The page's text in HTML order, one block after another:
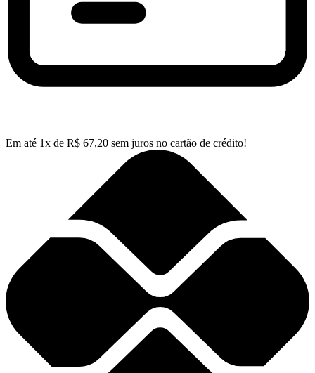
Em até 1x de R$ 67,20 sem juros no cartão de crédito!